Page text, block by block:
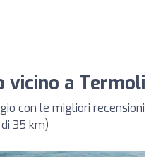
vicino a Termoli
con le migliori recensioni
35 km)